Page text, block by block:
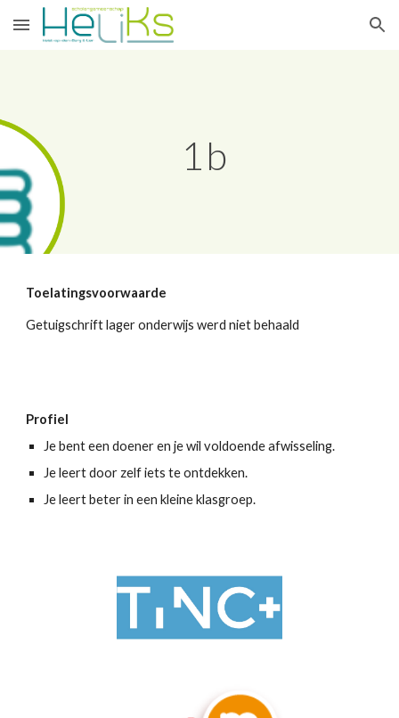
Skip to main content Skip to navigation
1b
Toelatingsvoorwaarde
Getuigschrift lager onderwijs werd niet behaald
Profiel
Je bent een doener en je wil voldoende afwisseling.
Je leert door zelf iets te ontdekken.
Je leert beter in een kleine klasgroep.